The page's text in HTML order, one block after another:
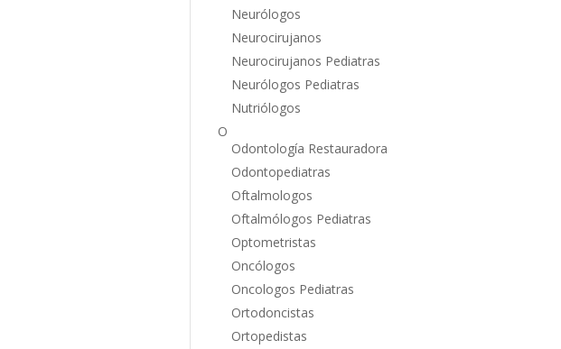
Neurólogos
Neurocirujanos
Neurocirujanos Pediatras
Neurólogos Pediatras
Nutriólogos
O
Odontología Restauradora
Odontopediatras
Oftalmologos
Oftalmólogos Pediatras
Optometristas
Oncólogos
Oncologos Pediatras
Ortodoncistas
Ortopedistas